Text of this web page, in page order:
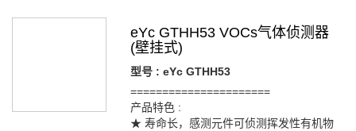
eYc GTHH53 VOCs气体侦测器
(壁挂式)
型号 : eYc GTHH53
======================
产品特色 :
★ 寿命长，感测元件可侦测挥发性有机物